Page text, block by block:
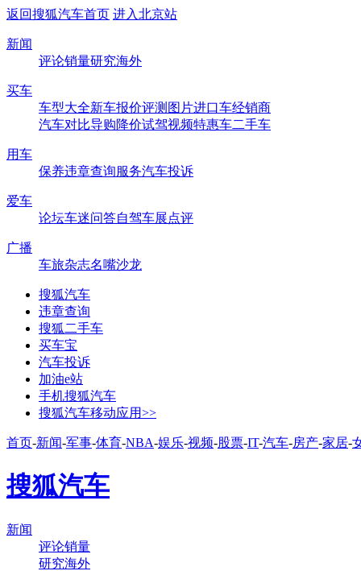
返回搜狐汽车首页 进入北京站
新闻
评论销量研究海外
买车
车型大全新车报价评测 图片进口车经销商
汽车对比导购降价试驾视频特惠车二手车
用车
保养违章查询服务汽车投诉
爱车
论坛车迷问答自驾车展点评
广播
车旅杂志名嘴沙龙
搜狐汽车
违章查询
搜狐二手车
买车宝
汽车投诉
加油e站
手机搜狐汽车
搜狐汽车移动应用>>
首页-新闻-军事-体育-NBA-娱乐-视频-股票-IT-汽车-房产-家居-
搜狐汽车
新闻
评论销量
研究海外